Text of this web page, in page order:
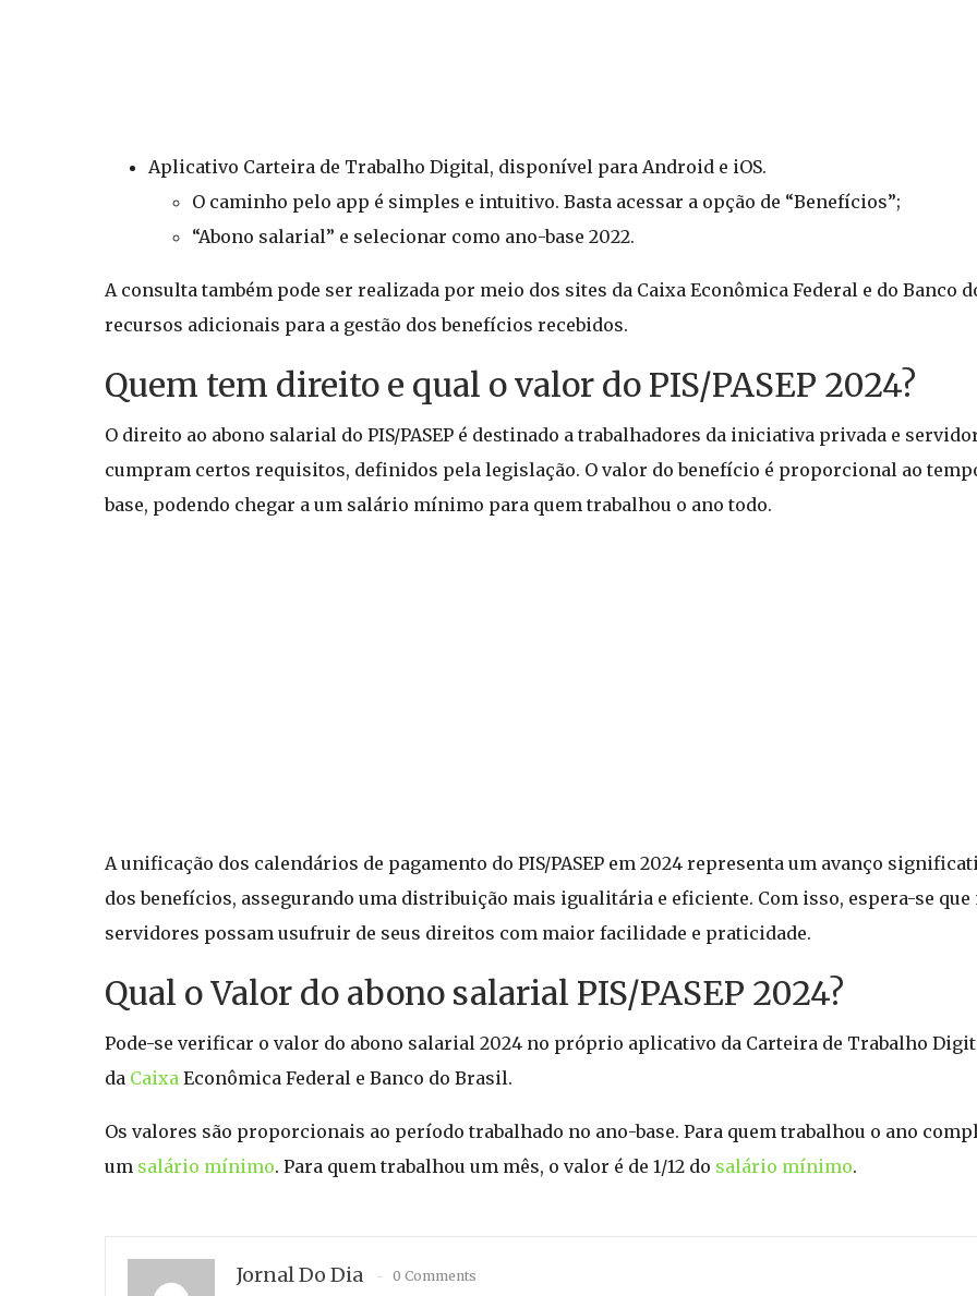
Aplicativo Carteira de Trabalho Digital, disponível para Android e iOS.
O caminho pelo app é simples e intuitivo. Basta acessar a opção de “Benefícios”;
“Abono salarial” e selecionar como ano-base 2022.
A consulta também pode ser realizada por meio dos sites da Caixa Econômica Federal e do Banco
recursos adicionais para a gestão dos benefícios recebidos.
Quem tem direito e qual o valor do PIS/PASEP 2024?
O direito ao abono salarial do PIS/PASEP é destinado a trabalhadores da iniciativa privada e
cumpram certos requisitos, definidos pela legislação. O valor do benefício é proporcional ao
base, podendo chegar a um salário mínimo para quem trabalhou o ano todo.
A unificação dos calendários de pagamento do PIS/PASEP em 2024 representa um avanço
dos benefícios, assegurando uma distribuição mais igualitária e eficiente. Com isso, espera-se
servidores possam usufruir de seus direitos com maior facilidade e praticidade.
Qual o Valor do abono salarial PIS/PASEP 2024?
Pode-se verificar o valor do abono salarial 2024 no próprio aplicativo da Carteira de Trabalho
da Caixa Econômica Federal e Banco do Brasil.
Os valores são proporcionais ao período trabalhado no ano-base. Para quem trabalhou o ano
um salário mínimo. Para quem trabalhou um mês, o valor é de 1/12 do salário mínimo.
Jornal Do Dia 0 Comments